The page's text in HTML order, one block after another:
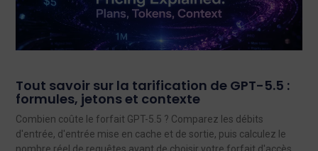
Tout savoir sur la tarification de GPT-5.5 :
formules, jetons et contexte
Combien coûte le forfait GPT-5.5 ? Comparez les débits
d'entrée, d'entrée mise en cache et de sortie, puis calculez le